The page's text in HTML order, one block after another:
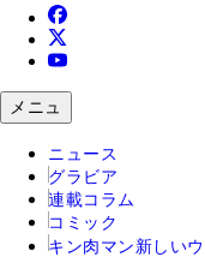
メニュ
ニュース
グラビア
連載コラム
コミック
キン肉マン 新しい